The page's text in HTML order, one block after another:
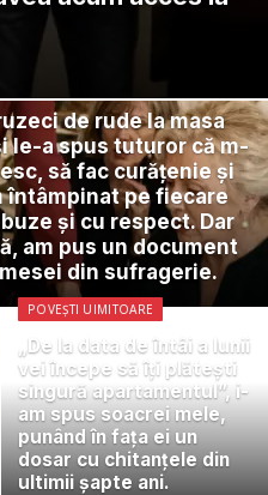
de rude la masa
le-a spus tuturor că m-
să fac curățenie și
întâmpinat pe fiecare
și cu respect. Dar
am pus un document
din sufragerie.
POVEȘTI UIMITOARE
„De la data de întâi a lunii
vei începe să îți plătești
singură apartamentul”, i-
am spus soacrei mele,
punând în fața ei un
dosar cu chitanțele din
ultimii șapte ani.